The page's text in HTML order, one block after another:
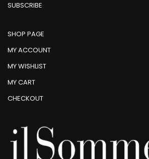
SUBSCRIBE
SHOP PAGE
MY ACCOUNT
MY WISHLIST
MY CART
CHECKOUT